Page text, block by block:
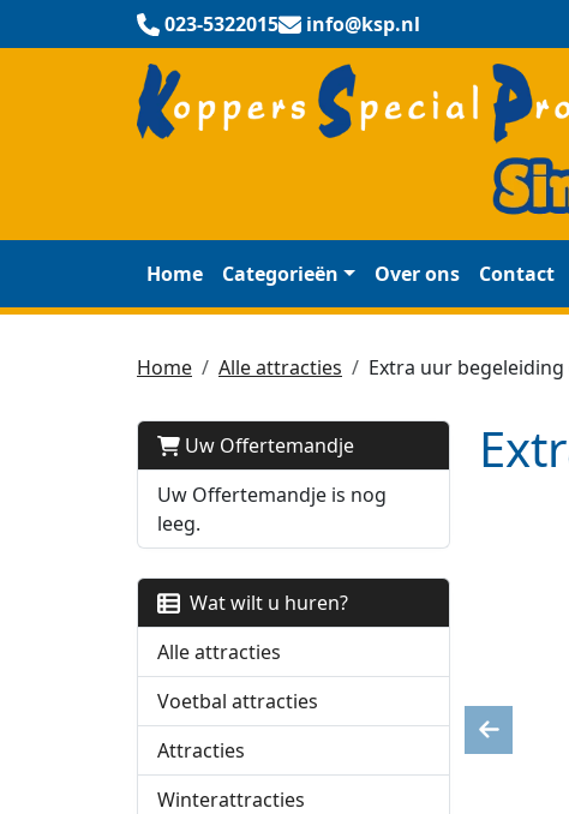
023-5322015 info@ksp.nl
Home Categorieën Over ons Contact
Home Alle attracties Extra uur
Uw Offertemandje
Uw Offertemandje is nog
leeg.
Wat wilt u huren?
Alle attracties
Voetbal attracties
Attracties
Winterattracties
Previous